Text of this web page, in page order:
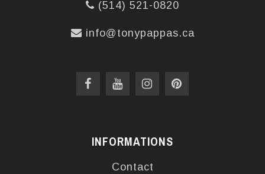
(514) 521-0820
info@tonypappas.ca
INFORMATIONS
Contact